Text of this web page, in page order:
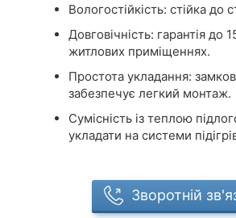
Вологостійкість: стійка до
Довговічність: гарантія до
житлових приміщеннях.
Простота укладання:
забезпечує легкий монтаж.
Сумісність із теплою
укладати на системи
Зворотній